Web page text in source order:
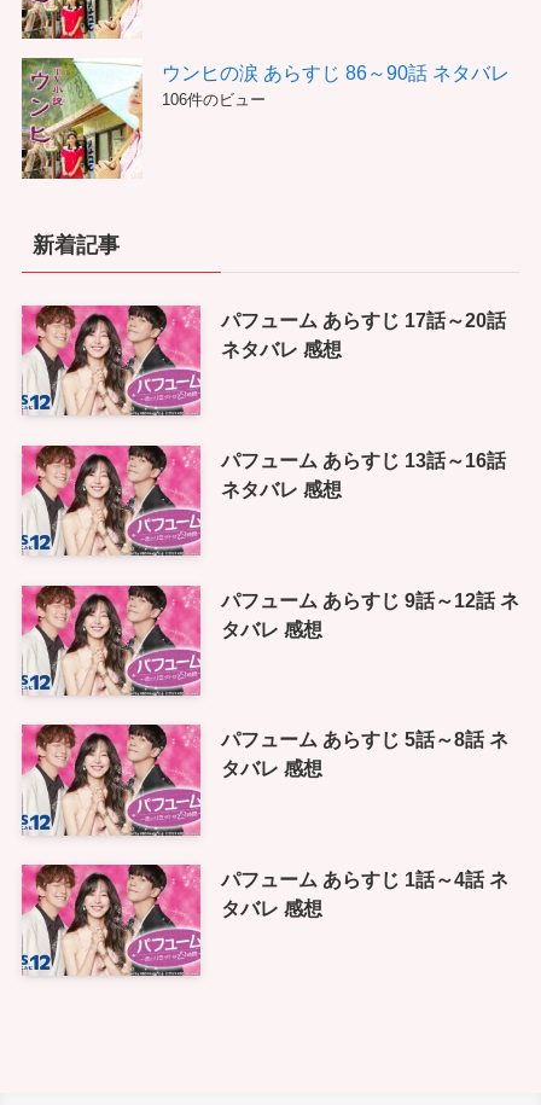
ウンヒの涙 あらすじ 86～90話 ネタバレ
106件のビュー
新着記事
パフューム あらすじ 17話～20話
ネタバレ 感想
パフューム あらすじ 13話～16話
ネタバレ 感想
パフューム あらすじ 9話～12話 ネ
タバレ 感想
パフューム あらすじ 5話～8話 ネ
タバレ 感想
パフューム あらすじ 1話～4話 ネ
タバレ 感想